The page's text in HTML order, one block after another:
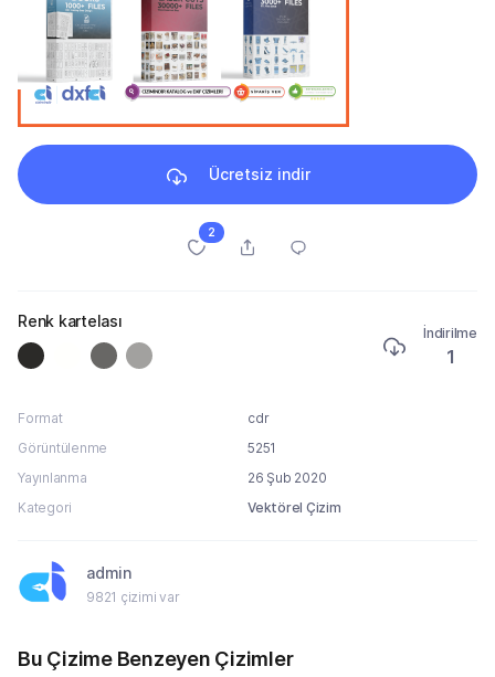
Ücretsiz indir
2
Renk kartelası
İndirilme
1
Format
cdr
Görüntülenme
5251
Yayınlanma
26 Şub 2020
Kategori
Vektörel Çizim
admin
9821 çizimi var
Bu Çizime Benzeyen Çizimler